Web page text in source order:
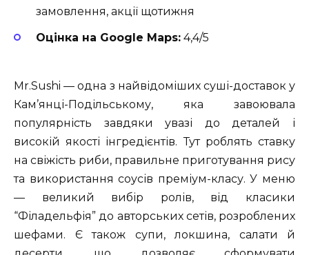
замовлення, акції щотижня
Оцінка на Google Maps: 4,4/5
Mr.Sushi — одна з найвідоміших суші-доставок у
Кам’янці-Подільському, яка завоювала
популярність завдяки увазі до деталей і
високій якості інгредієнтів. Тут роблять ставку
на свіжість риби, правильне приготування рису
та використання соусів преміум-класу. У меню
— великий вибір ролів, від класики
“Філадельфія” до авторських сетів, розроблених
шефами. Є також супи, локшина, салати й